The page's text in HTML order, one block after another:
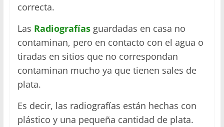
correcta.
Las Radiografíasguardadas en casa no
contaminan, pero en contacto con el agua o
tiradas en sitios que no correspondan
contaminan mucho ya que tienen sales de
plata.
Es decir, las radiografías están hechas con
plástico y una pequeña cantidad de plata.